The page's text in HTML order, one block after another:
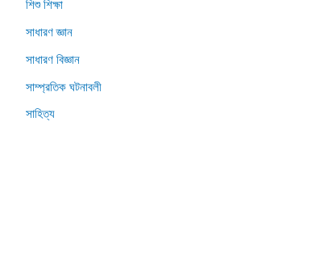
শিশু শিক্ষা
সাধারণ জ্ঞান
সাধারণ বিজ্ঞান
সাম্প্রতিক ঘটনাবলী
সাহিত্য